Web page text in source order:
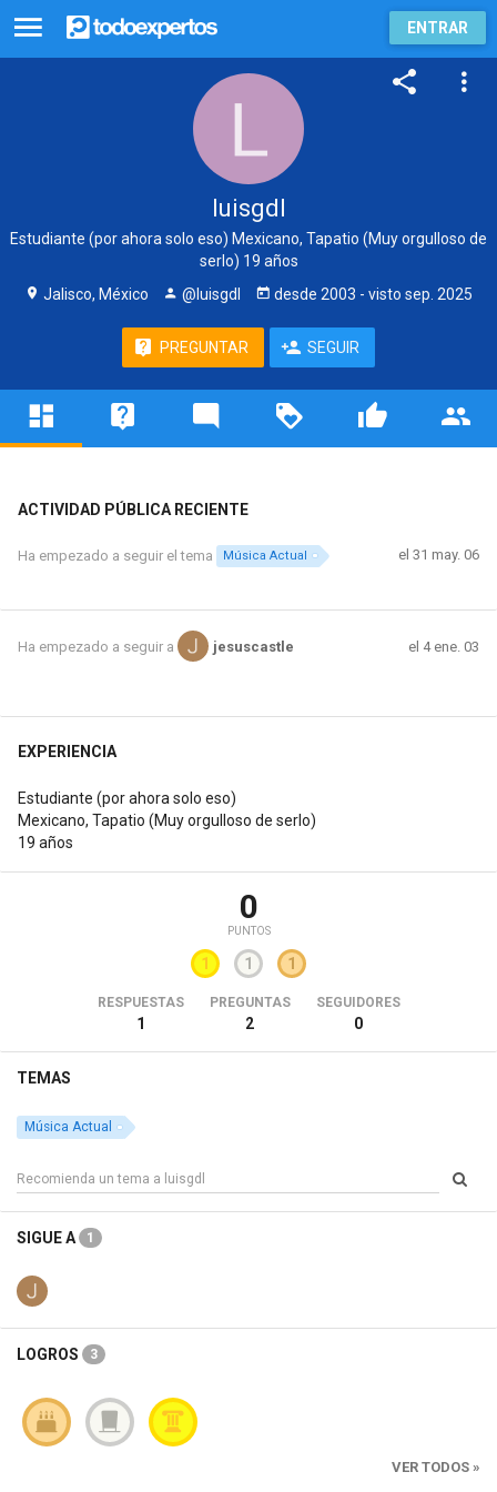
ENTRAR
luisgdl
Estudiante (por ahora solo eso) Mexicano, Tapatio (Muy orgulloso de
serlo) 19 años
Jalisco, México
@luisgdl desde 2003 - visto sep. 2025
PREGUNTAR SEGUIR
ACTIVIDAD PÚBLICA RECIENTE
Ha empezado a seguir el tema Música Actual el 31 may. 06
Ha empezado a seguir a jesuscastle el 4 ene. 03
EXPERIENCIA
Estudiante (por ahora solo eso)
Mexicano, Tapatio (Muy orgulloso de serlo)
19 años
0
PUNTOS
1 1 1
RESPUESTAS
1
PREGUNTAS
2
SEGUIDORES
0
TEMAS
Música Actual
SIGUE A 1
LOGROS 3
VER TODOS »